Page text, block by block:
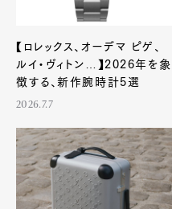
【ロレックス、オーデマ ピゲ、
ルイ・ヴィトン…】2026年を象
徴する、新作腕時計5選
2026.7.7